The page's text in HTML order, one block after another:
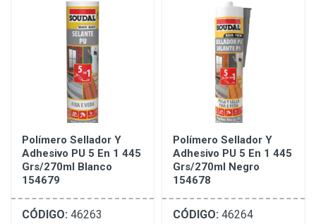
Polímero Sellador Y
Adhesivo PU 5 En 1 445
Grs/270ml Blanco
154679
CÓDIGO: 46263
Polímero Sellador Y
Adhesivo PU 5 En 1 445
Grs/270ml Negro
154678
CÓDIGO: 46264